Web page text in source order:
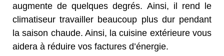
augmente de quelques degrés. Ainsi, il rend le
climatiseur travailler beaucoup plus dur pendant
la saison chaude. Ainsi, la cuisine extérieure vous
aidera à réduire vos factures d’énergie.